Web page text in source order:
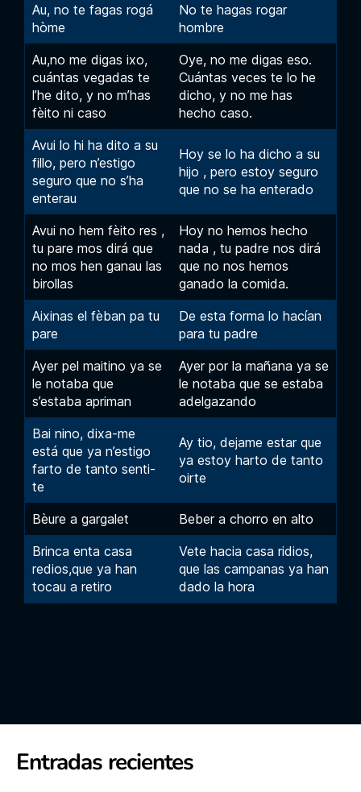
Au, no te fagas rogá
hòme
No te hagas rogar
hombre
Au,no me digas ixo,
cuántas vegadas te
l’he dito, y no m’has
fèito ni caso
Oye, no me digas eso.
Cuántas veces te lo he
dicho, y no me has
hecho caso.
Avui lo hi ha dito a su
fillo, pero n’estigo
seguro que no s’ha
enterau
Hoy se lo ha dicho a su
hijo , pero estoy seguro
que no se ha enterado
Avui no hem fèito res ,
tu pare mos dirá que
no mos hen ganau las
birollas
Hoy no hemos hecho
nada , tu padre nos dirá
que no nos hemos
ganado la comida.
Aixinas el fèban pa tu
pare
De esta forma lo hacían
para tu padre
Ayer pel maitino ya se
le notaba que
s’estaba apriman
Ayer por la mañana ya se
le notaba que se estaba
adelgazando
Bai nino, dixa-me
está que ya n’estigo
farto de tanto senti-
te
Ay tio, dejame estar que
ya estoy harto de tanto
oirte
Bèure a gargalet
Beber a chorro en alto
Brinca enta casa
redios,que ya han
tocau a retiro
Vete hacia casa ridios,
que las campanas ya han
dado la hora
Entradas recientes